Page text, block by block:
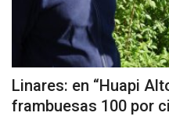
Política
Espectáculos
Linares: en “Huapi
frambuesas 100 por